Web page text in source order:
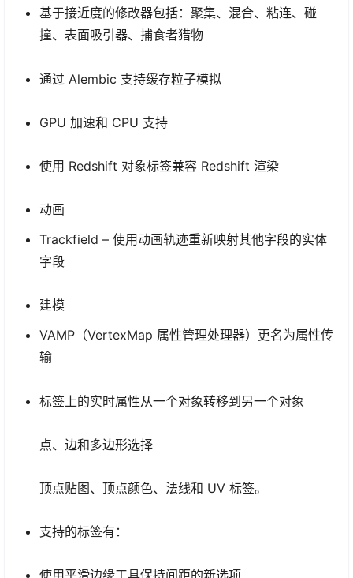
基于接近度的修改器包括：聚集、混合、粘连、碰
撞、表面吸引器、捕食者猎物
通过 Alembic 支持缓存粒子模拟
GPU 加速和 CPU 支持
使用 Redshift 对象标签兼容 Redshift 渲染
动画
Trackfield – 使用动画轨迹重新映射其他字段的实体
字段
建模
VAMP（VertexMap 属性管理处理器）更名为属性传
输
标签上的实时属性从一个对象转移到另一个对象
点、边和多边形选择
顶点贴图、顶点颜色、法线和 UV 标签。
支持的标签有：